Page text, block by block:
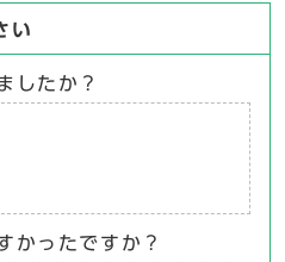
い
したか？
かったですか？